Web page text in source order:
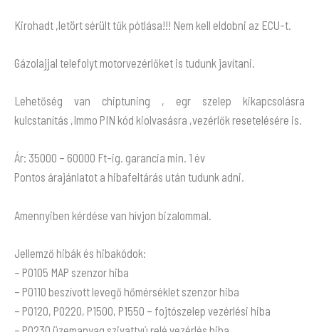
Kirohadt ,letört sérült tűk pótlása!!! Nem kell eldobni az ECU-t.
Gázolajjal telefolyt motorvezérlőket is tudunk javítani.
Lehetőség van chiptuning , egr szelep kikapcsolásra
kulcstanítás ,Immo PIN kód kiolvasásra ,vezérlők resetelésére is.
Ár: 35000 – 60000 Ft-ig. garancia min. 1 év
Pontos árajánlatot a hibafeltárás után tudunk adni.
Amennyiben kérdése van hívjon bizalommal.
Jellemző hibák és hibakódok:
– P0105 MAP szenzor hiba
– P0110 beszívott levegő hőmérséklet szenzor hiba
– P0120, P0220, P1500, P1550 – fojtószelep vezérlési hiba